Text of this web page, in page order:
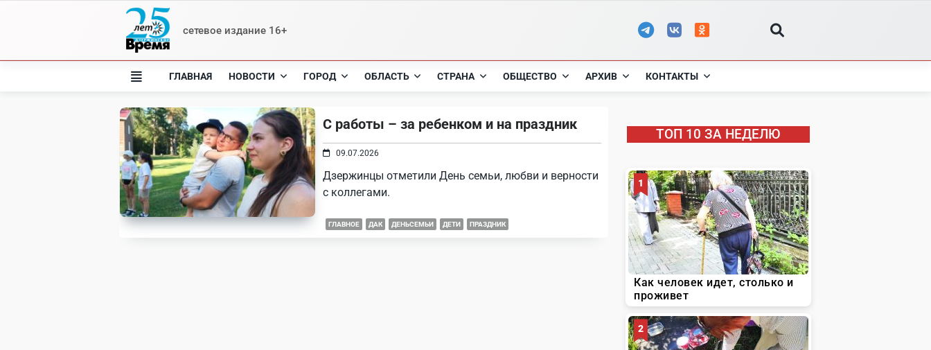
сетевое издание 16+
ГЛАВНАЯ НОВОСТИ ГОРОД ОБЛАСТЬ СТРАНА ОБЩЕСТВО АРХИВ КОНТАКТЫ
С работы – за ребенком и на праздник
09.07.2026
Дзержинцы отметили День семьи, любви и верности
с коллегами.
ГЛАВНОЕ ДАК ДЕНЬСЕМЬИ ДЕТИ ПРАЗДНИК
ТОП 10 ЗА НЕДЕЛЮ